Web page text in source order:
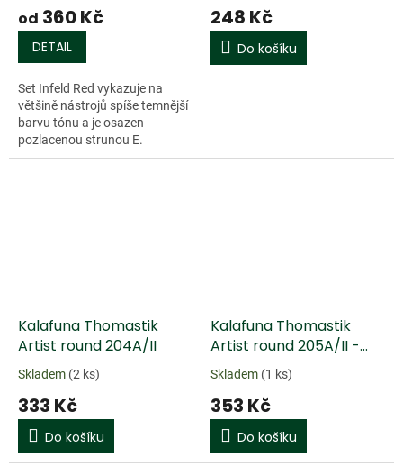
od 360 Kč
DETAIL
Set Infeld Red vykazuje na
většině nástrojů spíše temnější
barvu tónu a je osazen
pozlacenou strunou E.
248 Kč
Do košíku
Kalafuna Thomastik
Artist round 204A/II
Skladem (2 ks)
333 Kč
Do košíku
Kalafuna Thomastik
Artist round 205A/II -
Bass
Skladem (1 ks)
353 Kč
Do košíku